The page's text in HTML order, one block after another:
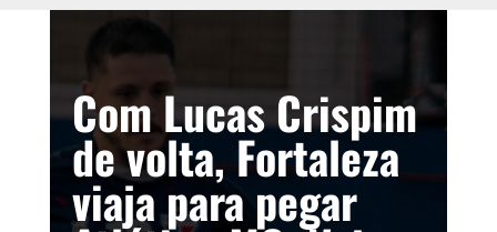
Com Lucas Crispim
de volta, Fortaleza
viaja para pegar